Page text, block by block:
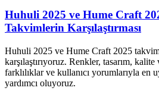
Huhuli 2025 ve Hume Craft
Takvimlerin Karşılaştırması
Huhuli 2025 ve Hume Craft 2025
karşılaştırıyoruz. Renkler, tasarım, kalite
farklılıklar ve kullanıcı yorumlarıyla en
yardımcı oluyoruz.